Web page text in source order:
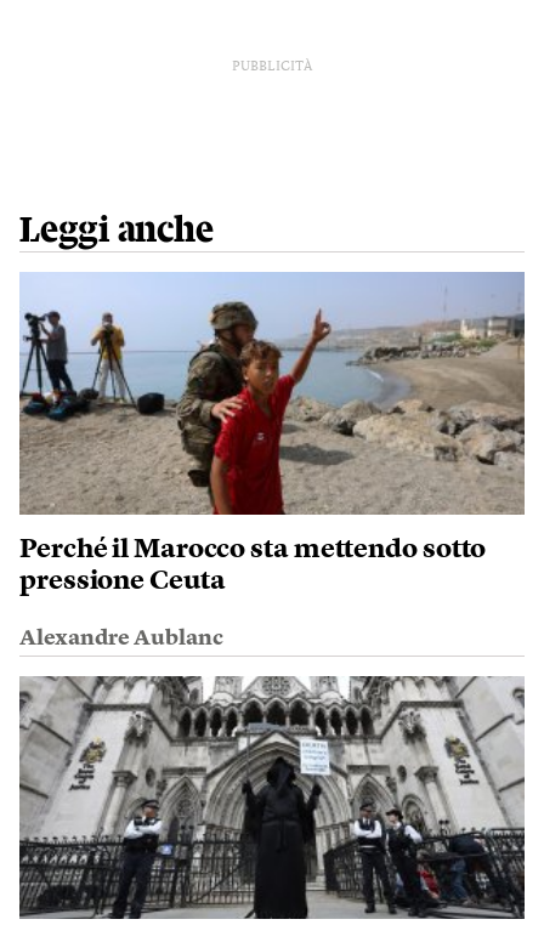
PUBBLICITÀ
Leggi anche
Perché il Marocco sta mettendo sotto
pressione Ceuta
Alexandre Aublanc